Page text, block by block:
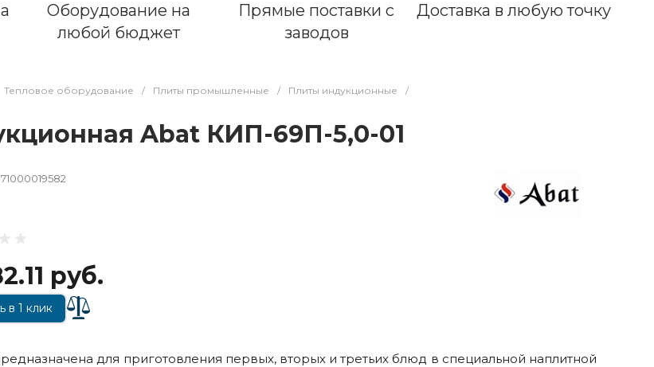
Оборудование на
любой бюджет
Прямые поставки с
заводов
Доставка в любую точку
Тепловое оборудование / Плиты промышленные / Плиты индукционные
/
Abat КИП-69П-5,0-01
71000019582
руб.
в 1 клик
для приготовления первых, вторых и третьих блюд в специальной наплитной